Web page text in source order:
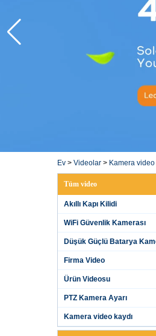
Ev> Videolar> Kamera video
Tüm video
Akıllı Kapı Kilidi
WiFi Güvenlik Kamerası
Düşük Güçlü Batarya
Firma Video
Ürün Videosu
PTZ Kamera Ayarı
Kamera video kaydı